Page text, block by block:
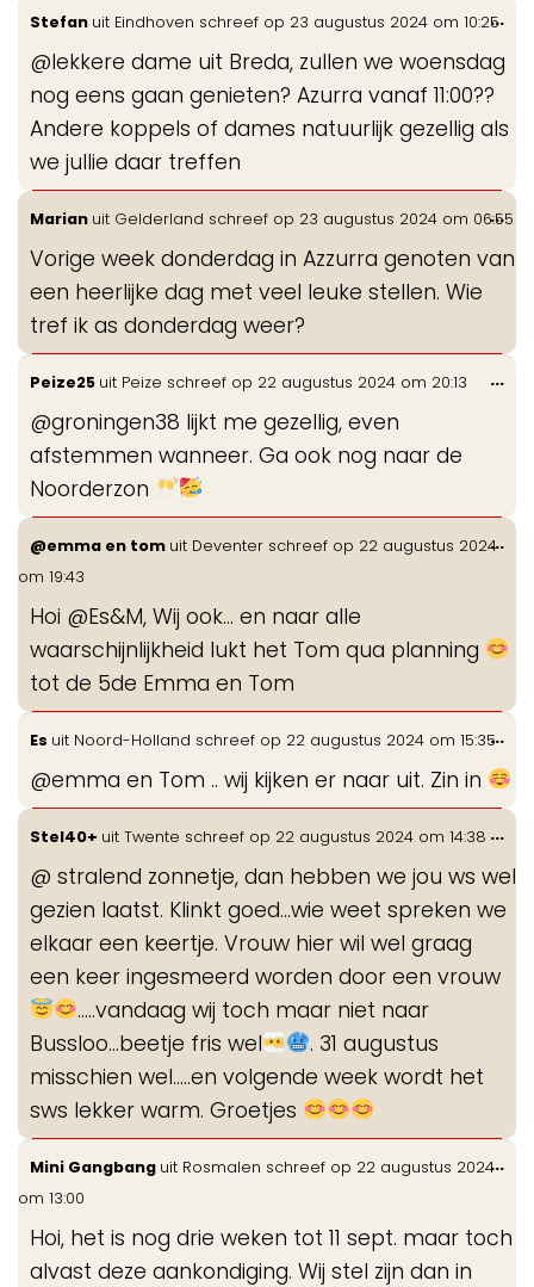
Stefan uit Eindhoven schreef op 23 augustus 2024 om 10:25
@lekkere dame uit Breda, zullen we woensdag
nog eens gaan genieten? Azurra vanaf 11:00??
Andere koppels of dames natuurlijk gezellig als
we jullie daar treffen
...
Marian uit Gelderland schreef op 23 augustus 2024 om 06:55
Vorige week donderdag in Azzurra genoten van
een heerlijke dag met veel leuke stellen. Wie
tref ik as donderdag weer?
...
Peize25 uit Peize schreef op 22 augustus 2024 om 20:13
@groningen38 lijkt me gezellig, even
afstemmen wanneer. Ga ook nog naar de
Noorderzon
...
@emma en tom uit Deventer schreef op 22 augustus 2024
om 19:43
Hoi @Es&M, Wij ook… en naar alle
waarschijnlijkheid lukt het Tom qua planning
tot de 5de Emma en Tom
...
Es uit Noord-Holland schreef op 22 augustus 2024 om 15:35
@emma en Tom .. wij kijken er naar uit. Zin in
...
Stel40+ uit Twente schreef op 22 augustus 2024 om 14:38
@ stralend zonnetje, dan hebben we jou ws wel
gezien laatst. Klinkt goed...wie weet spreken we
elkaar een keertje. Vrouw hier wil wel graag
een keer ingesmeerd worden door een vrouw
.....vandaag wij toch maar niet naar
Bussloo...beetje fris wel
. 31 augustus
misschien wel.....en volgende week wordt het
sws lekker warm. Groetjes
...
Mini Gangbang uit Rosmalen schreef op 22 augustus 2024
om 13:00
Hoi, het is nog drie weken tot 11 sept. maar toch
alvast deze aankondiging. Wij stel zijn dan in
...